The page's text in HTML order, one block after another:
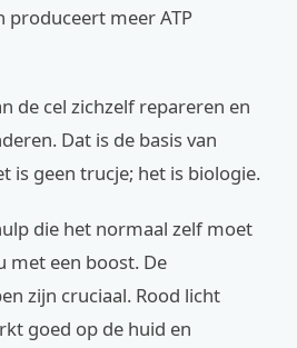
produceert meer ATP
de cel zichzelf repareren en
Dat is de basis van
is geen trucje; het is biologie.
die het normaal zelf moet
met een boost. De
zijn cruciaal. Rood licht
goed op de huid en